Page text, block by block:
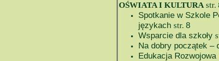
OŚWIATA I KULTURA str.
Spotkanie w Szkole
językach str. 8
Wsparcie dla szkoły
Na dobry początek –
Edukacja